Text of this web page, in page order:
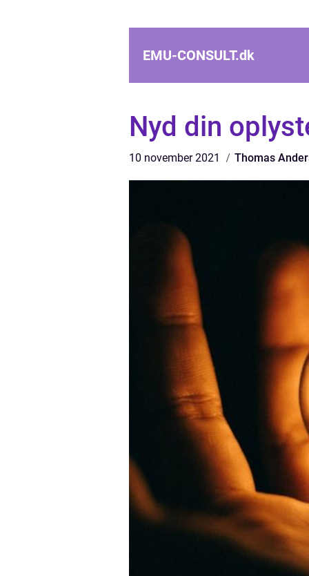
EMU-CONSULT.dk
Nyd din
10 november 2021 Thomas